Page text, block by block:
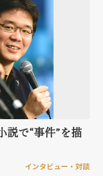
で“事件”を描
インタビュー・対談